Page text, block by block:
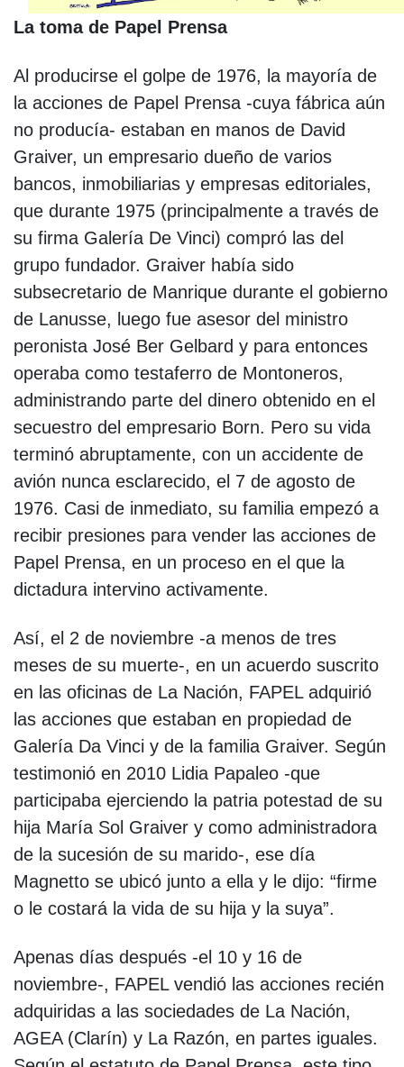
La toma de Papel Prensa
Al producirse el golpe de 1976, la mayoría de
la acciones de Papel Prensa -cuya fábrica aún
no producía- estaban en manos de David
Graiver, un empresario dueño de varios
bancos, inmobiliarias y empresas editoriales,
que durante 1975 (principalmente a través de
su firma Galería De Vinci) compró las del
grupo fundador. Graiver había sido
subsecretario de Manrique durante el gobierno
de Lanusse, luego fue asesor del ministro
peronista José Ber Gelbard y para entonces
operaba como testaferro de Montoneros,
administrando parte del dinero obtenido en el
secuestro del empresario Born. Pero su vida
terminó abruptamente, con un accidente de
avión nunca esclarecido, el 7 de agosto de
1976. Casi de inmediato, su familia empezó a
recibir presiones para vender las acciones de
Papel Prensa, en un proceso en el que la
dictadura intervino activamente.
Así, el 2 de noviembre -a menos de tres
meses de su muerte-, en un acuerdo suscrito
en las oficinas de La Nación, FAPEL adquirió
las acciones que estaban en propiedad de
Galería Da Vinci y de la familia Graiver. Según
testimonió en 2010 Lidia Papaleo -que
participaba ejerciendo la patria potestad de su
hija María Sol Graiver y como administradora
de la sucesión de su marido-, ese día
Magnetto se ubicó junto a ella y le dijo: “firme
o le costará la vida de su hija y la suya”.
Apenas días después -el 10 y 16 de
noviembre-, FAPEL vendió las acciones recién
adquiridas a las sociedades de La Nación,
AGEA (Clarín) y La Razón, en partes iguales.